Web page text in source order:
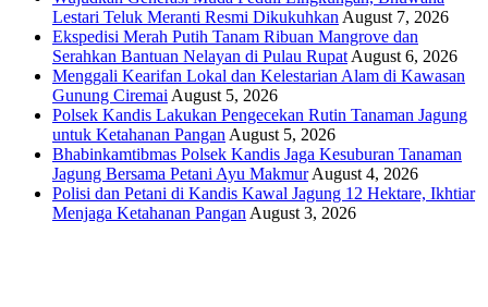
Lestari Teluk Meranti Resmi Dikukuhkan August 7, 2026
Ekspedisi Merah Putih Tanam Ribuan Mangrove dan
Serahkan Bantuan Nelayan di Pulau Rupat August 6, 2026
Menggali Kearifan Lokal dan Kelestarian Alam di Kawasan
Gunung Ciremai August 5, 2026
Polsek Kandis Lakukan Pengecekan Rutin Tanaman Jagung
untuk Ketahanan Pangan August 5, 2026
Bhabinkamtibmas Polsek Kandis Jaga Kesuburan Tanaman
Jagung Bersama Petani Ayu Makmur August 4, 2026
Polisi dan Petani di Kandis Kawal Jagung 12 Hektare, Ikhtiar
Menjaga Ketahanan Pangan August 3, 2026